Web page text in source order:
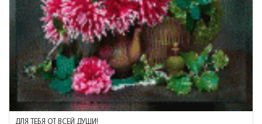
ДЛЯ ТЕБЯ ОТ ВСЕЙ ДУШИ!